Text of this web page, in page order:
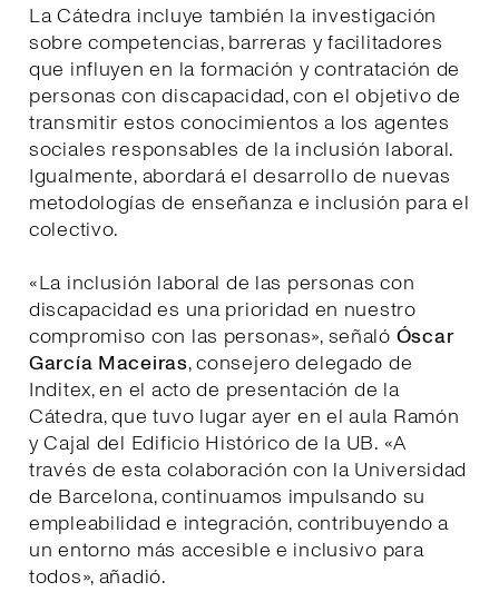
La Cátedra incluye también la investigación
sobre competencias, barreras y facilitadores
que influyen en la formación y contratación de
personas con discapacidad, con el objetivo de
transmitir estos conocimientos a los agentes
sociales responsables de la inclusión laboral.
Igualmente, abordará el desarrollo de nuevas
metodologías de enseñanza e inclusión para el
colectivo.
«La inclusión laboral de las personas con
discapacidad es una prioridad en nuestro
compromiso con las personas», señaló Óscar
García Maceiras, consejero delegado de
Inditex, en el acto de presentación de la
Cátedra, que tuvo lugar ayer en el aula Ramón
y Cajal del Edificio Histórico de la UB. «A
través de esta colaboración con la Universidad
de Barcelona, continuamos impulsando su
empleabilidad e integración, contribuyendo a
un entorno más accesible e inclusivo para
todos», añadió.